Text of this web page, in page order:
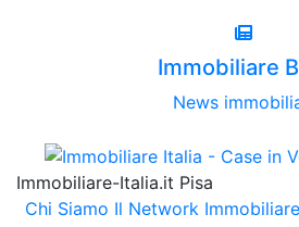
Immobiliare
News
Immobiliare-Italia.it Pisa
Chi Siamo Il Network